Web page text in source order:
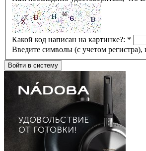
Какой код написан на картинке?: *
Введите символы (с учетом